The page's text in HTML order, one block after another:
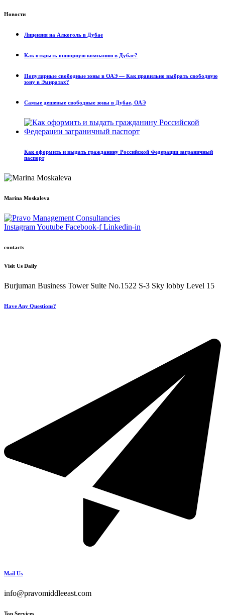
Новости
Лицензия на Алкоголь в Дубае
Как открыть оншорную компанию в Дубае?
Популярные свободные зоны в ОАЭ — Как правильно выбрать свободную
зону в Эмиратах?
Самые дешевые свободные зоны в Дубае, ОАЭ
Как оформить и выдать гражданину Российской Федерации заграничный
паспорт
Marina Moskaleva
InstagramYoutube Facebook-f Linkedin-in
contacts
Visit Us Daily
Burjuman Business Tower Suite No.1522 S-3 Sky lobby Level 15
Have Any Questions?
Mail Us
info@pravomiddleeast.com
Top Services